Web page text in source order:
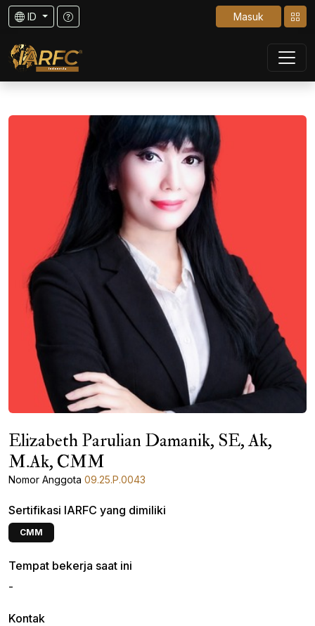
ID Masuk
Elizabeth Parulian Damanik, SE, Ak,
M.Ak, CMM
Nomor Anggota 09.25.P.0043
Sertifikasi IARFC yang dimiliki
CMM
Tempat bekerja saat ini
-
Kontak